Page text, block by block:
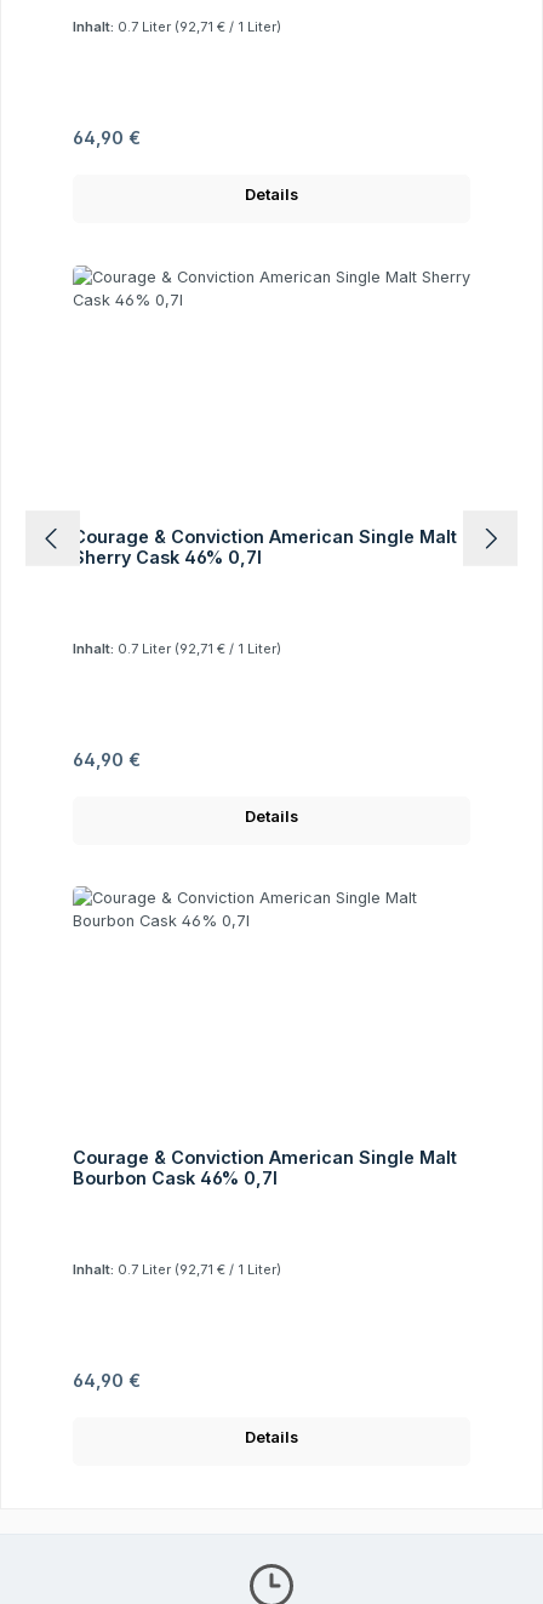
Inhalt: 0.7 Liter (92,71 € / 1 Liter)
Regulärer Preis:
64,90 €
Details
Courage & Conviction American Single Malt
Sherry Cask 46% 0,7l
Inhalt: 0.7 Liter (92,71 € / 1 Liter)
Regulärer Preis:
64,90 €
Details
Courage & Conviction American Single Malt
Bourbon Cask 46% 0,7l
Inhalt: 0.7 Liter (92,71 € / 1 Liter)
Regulärer Preis:
64,90 €
Details